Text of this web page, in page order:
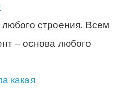
строения. Всем
– основа любого